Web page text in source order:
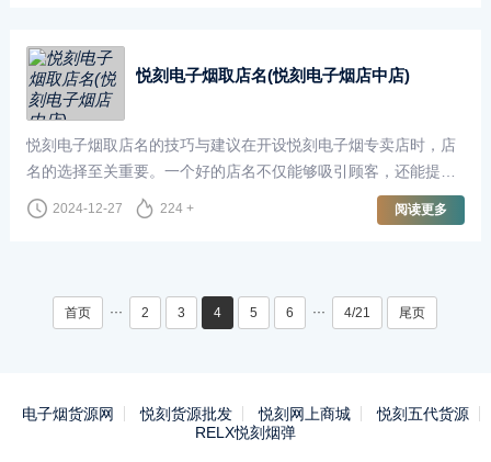
悦刻电子烟取店名(悦刻电子烟店中店)
悦刻电子烟取店名的技巧与建议在开设悦刻电子烟专卖店时，店
名的选择至关重要。一个好的店名不仅能够吸引顾客，还能提升
品牌的辨识度和记忆
2024-12-27 224 + 阅读更多
首页 ··· 2 3 4 5 6 ··· 4/21 尾页
电子烟货源网 悦刻货源批发 悦刻网上商城
悦刻五代货源
RELX悦刻烟弹